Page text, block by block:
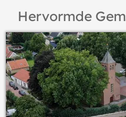
Hervormde